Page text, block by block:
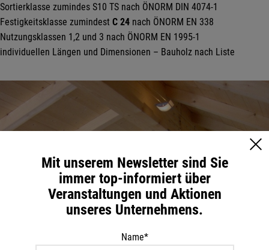
Sortierklasse zumindes S10 TS nach ÖNORM DIN 4074-1
Festigkeitsklasse zumindest C 24 nach ÖNORM EN 338
Nutzungsklassen 1,2 und 3 nach ÖNORM EN 1995-1
individuellen Längen und Dimensionen – Bauholz nach Liste
Mit unserem Newsletter sind Sie
immer top-informiert über
Veranstaltungen und Aktionen
unseres Unternehmens.
Name*